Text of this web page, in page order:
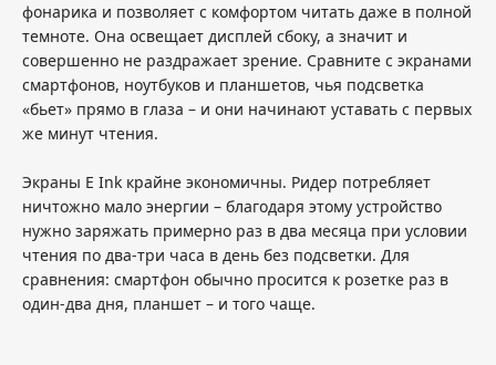
фонарика и позволяет с комфортом читать даже в полной
темноте. Она освещает дисплей сбоку, а значит и
совершенно не раздражает зрение. Сравните с экранами
смартфонов, ноутбуков и планшетов, чья подсветка
«бьет» прямо в глаза – и они начинают уставать с первых
же минут чтения.
Экраны E Ink крайне экономичны. Ридер потребляет
ничтожно мало энергии – благодаря этому устройство
нужно заряжать примерно раз в два месяца при условии
чтения по два-три часа в день без подсветки. Для
сравнения: смартфон обычно просится к розетке раз в
один-два дня, планшет – и того чаще.